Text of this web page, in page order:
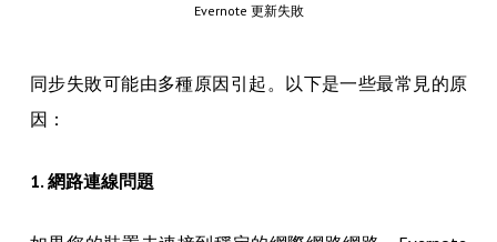
Evernote 更新失敗
同步失敗可能由多種原因引起。以下是一些最常見的原
因：
1. 網路連線問題